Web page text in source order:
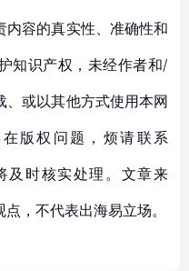
内容的真实性、准确性和
知识产权，未经作者和/
、或以其他方式使用本网
版权问题，烦请联系
及时核实处理。文章来
，不代表出海易立场。